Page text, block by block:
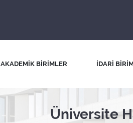
AKADEMİK BİRİMLER İDARİ
Üniversite